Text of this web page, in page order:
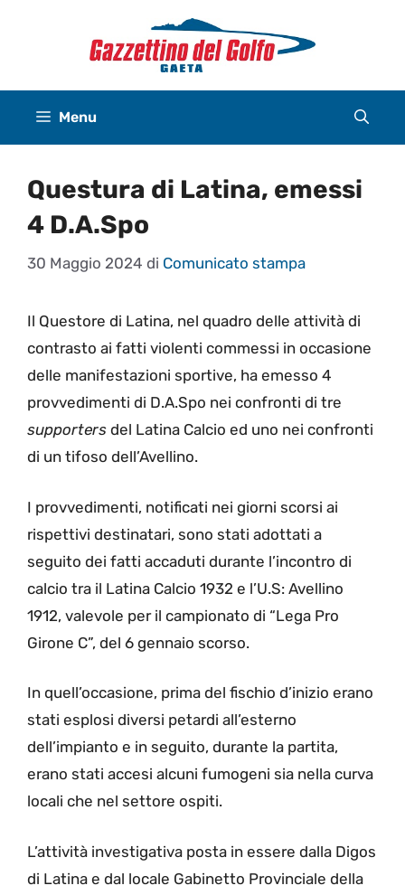
Menu
Questura di Latina, emessi
4 D.A.Spo
30 Maggio 2024 di Comunicato stampa
Il Questore di Latina, nel quadro delle attività di
contrasto ai fatti violenti commessi in occasione
delle manifestazioni sportive, ha emesso 4
provvedimenti di D.A.Spo nei confronti di tre
supporters del Latina Calcio ed uno nei confronti
di un tifoso dell’Avellino.
I provvedimenti, notificati nei giorni scorsi ai
rispettivi destinatari, sono stati adottati a
seguito dei fatti accaduti durante l’incontro di
calcio tra il Latina Calcio 1932 e l’U.S: Avellino
1912, valevole per il campionato di “Lega Pro
Girone C”, del 6 gennaio scorso.
In quell’occasione, prima del fischio d’inizio erano
stati esplosi diversi petardi all’esterno
dell’impianto e in seguito, durante la partita,
erano stati accesi alcuni fumogeni sia nella curva
locali che nel settore ospiti.
L’attività investigativa posta in essere dalla Digos
di Latina e dal locale Gabinetto Provinciale della